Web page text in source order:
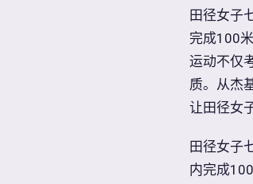
田径女子
完成100
运动不仅
质。从杰
让田径女
田径女子
内完成